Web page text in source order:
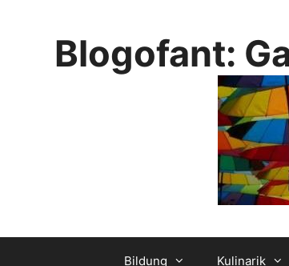
Blogofant:
Bildung Kulinarik